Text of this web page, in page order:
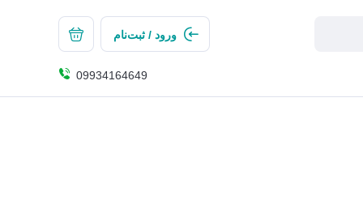
ورود / ثبت‌نام
09934164649